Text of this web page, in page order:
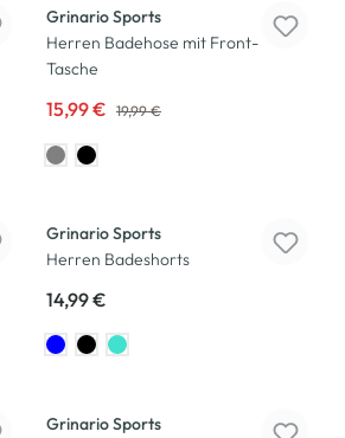
Grinario Sports
Herren Badehose mit Front-
Tasche
15,99 € 19,99 €
Grinario Sports
Herren Badeshorts
14,99 €
Grinario Sports